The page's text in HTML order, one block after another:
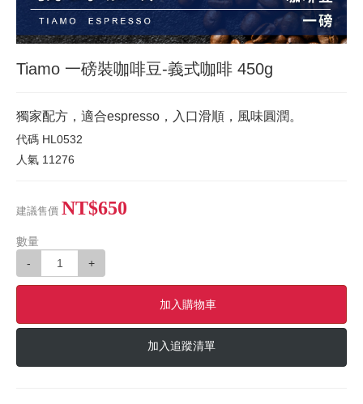
Tiamo 一磅裝咖啡豆-義式咖啡 450g
獨家配方，適合espresso，入口滑順，風味圓潤。
代碼 HL0532
人氣 11276
建議售價 NT$650
數量
-
+
加入購物車
加入追蹤清單